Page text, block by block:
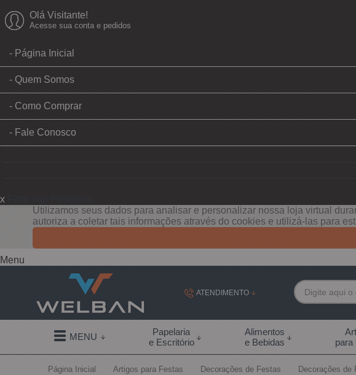
Olá Visitante!
Acesse sua conta e pedidos
Página Inicial
Quem Somos
Como Comprar
Fale Conosco
x Filtre sua Pesquisa:
Utilizamos seus dados para analisar e personalizar nossa loja virtual
autoriza a coletar tais informações através do cookies e utilizá-las para
Menu
ATENDIMENTO
(19) 99855-7892
(19) 99855-7892
MENU
Papelaria
e Escritório
Alimentos
e Bebidas
para
Página Inicial Artigos para Festas Decorações de Festas Decorações de